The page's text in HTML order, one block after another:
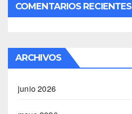
COMENTARIOS RECIENTES
ARCHIVOS
junio 2026